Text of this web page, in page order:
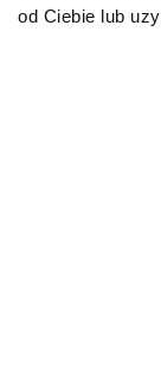
od Ciebie lub
Karma